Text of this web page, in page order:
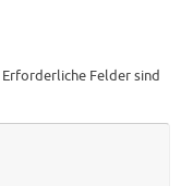
Erforderliche Felder sind